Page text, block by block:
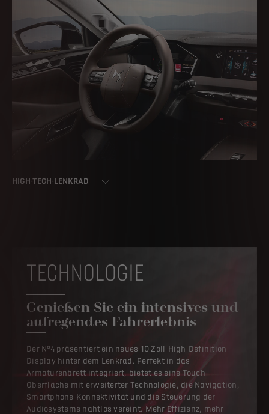
HIGH-TECH-LENKRAD
TECHNOLOGIE
Genießen Sie ein intensives und
aufregendes Fahrerlebnis
Der N°4 präsentiert ein neues 10-Zoll-High-Definition-
Display hinter dem Lenkrad. Perfekt in das
Armaturenbrett integriert, bietet es eine Touch-
Oberfläche mit erweiterter Technologie, die Navigation,
Smartphone-Konnektivität und die Steuerung der
Audiosysteme nahtlos vereint. Mehr Effizienz, mehr